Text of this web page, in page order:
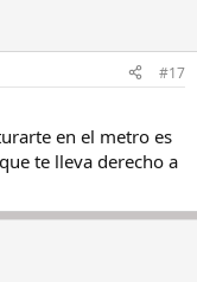
#17
en el metro es
te lleva derecho a